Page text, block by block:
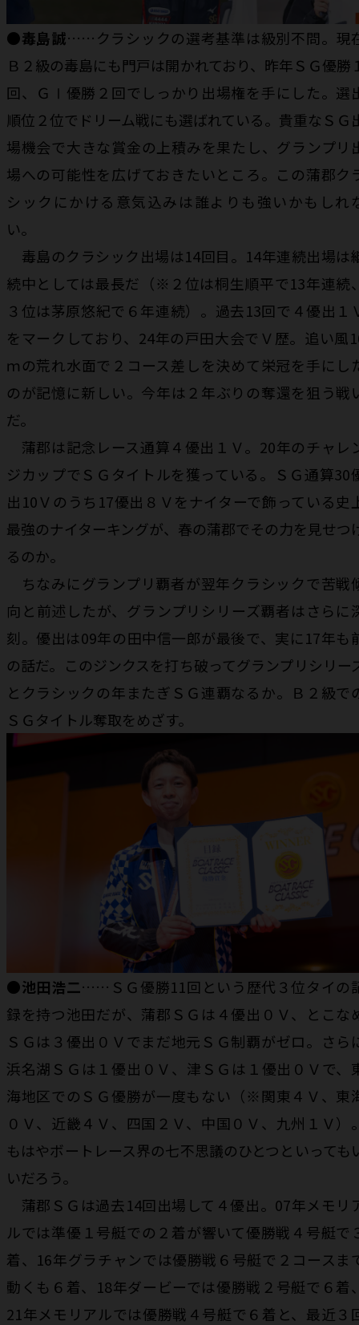
●毒島誠……クラシックの選考基準は級別不問。現
Ｂ２級の毒島にも門戸は開かれており、昨年ＳＧ優勝
回、ＧⅠ優勝２回でしっかり出場権を手にした。選
順位２位でドリーム戦にも選ばれている。貴重なＳＧ
場機会で大きな賞金の上積みを果たし、グランプリ
場への可能性を広げておきたいところ。この蒲郡ク
シックにかける意気込みは誰よりも強いかもしれ
い。
毒島のクラシック出場は14回目。14年連続出場は
続中としては最長だ（※２位は桐生順平で13年連続
３位は茅原悠紀で６年連続）。過去13回で４優出１
をマークしており、24年の戸田大会でＶ歴。追い風
ｍの荒れ水面で２コース差しを決めて栄冠を手にし
のが記憶に新しい。今年は２年ぶりの奪還を狙う戦
だ。
蒲郡は記念レース通算４優出１Ｖ。20年のチャレ
ジカップでＳＧタイトルを獲っている。ＳＧ通算30
出10Ｖのうち17優出８Ｖをナイターで飾っている史
最強のナイターキングが、春の蒲郡でその力を見せつ
るのか。
ちなみにグランプリ覇者が翌年クラシックで苦戦
向と前述したが、グランプリシリーズ覇者はさらに
刻。優出は09年の田中信一郎が最後で、実に17年も
の話だ。このジンクスを打ち破ってグランプリシリー
とクラシックの年またぎＳＧ連覇なるか。Ｂ２級で
ＳＧタイトル奪取をめざす。
●池田浩二……ＳＧ優勝11回という歴代３位タイの
録を持つ池田だが、蒲郡ＳＧは４優出０Ｖ、とこな
ＳＧは３優出０Ｖでまだ地元ＳＧ制覇がゼロ。さら
浜名湖ＳＧは１優出０Ｖ、津ＳＧは１優出０Ｖで、
海地区でのＳＧ優勝が一度もない（※関東４Ｖ、東
０Ｖ、近畿４Ｖ、四国２Ｖ、中国０Ｖ、九州１Ｖ）
もはやボートレース界の七不思議のひとつといっても
いだろう。
蒲郡ＳＧは過去14回出場して４優出。07年メモリ
ルでは準優１号艇での２着が響いて優勝戦４号艇で
着、16年グラチャンでは優勝戦６号艇で２コースま
動くも６着、18年ダービーでは優勝戦２号艇で６着
21年メモリアルでは優勝戦４号艇で６着と、最近３